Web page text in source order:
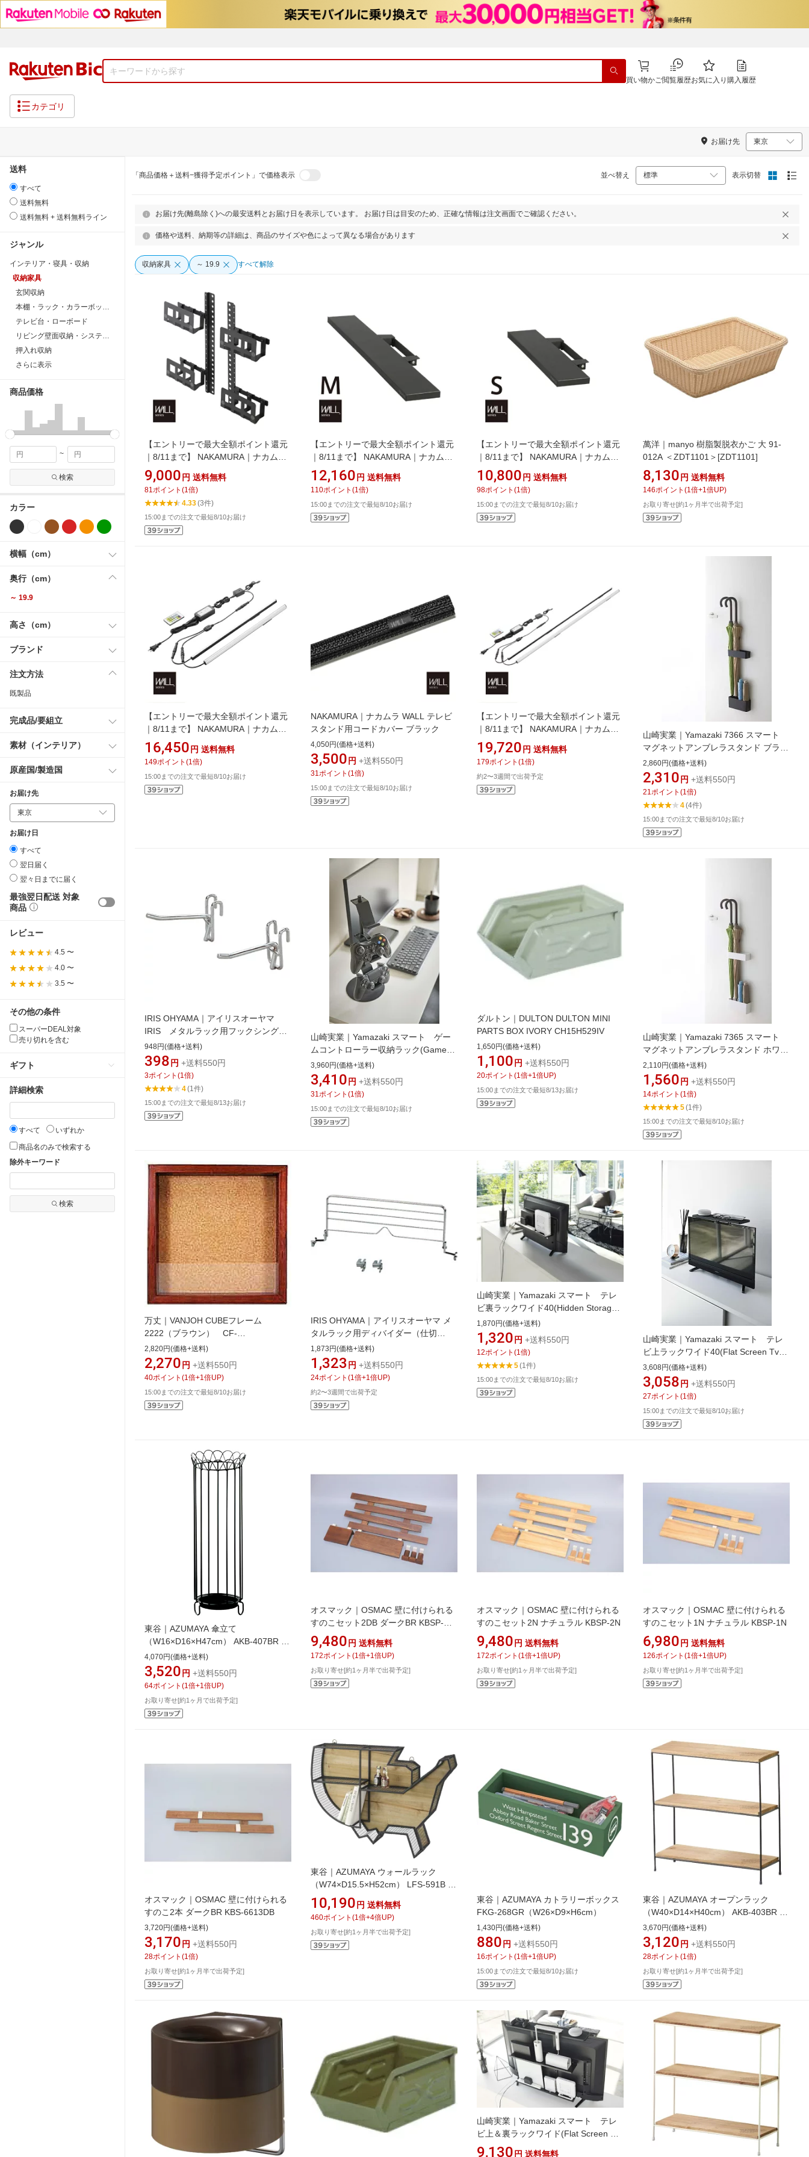
買い物かご閲覧履歴お気に入り 購入履歴
カテゴリ
お届け先
送料
すべて
送料無料
送料無料 + 送料無料ライン
ジャンル
インテリア・寝具・収納
収納家具
玄関収納
テレビ台・ローボード
押入れ収納
さらに表示
商品価格
~
検索
カラー
横幅（cm）
奥行（cm）
～ 19.9
高さ（cm）
ブランド
注文方法
既製品
完成品/要組立
素材（インテリア）
原産国/製造国
お届け先
お届け日
すべて
翌日届く
翌々日までに届く
最強翌日配送 対象
商品
レビュー
4.5 〜
4.0 〜
3.5 〜
その他の条件
スーパーDEAL対象
売り切れを含む
ギフト
詳細検索
すべて
いずれか
商品名のみで検索する
除外キーワード
検索
「商品価格＋送料−獲得予定ポイント」で価格表示 並べ替え 表示切替
お届け先(離島除く)への最安送料とお届け日を表示しています。 お届け日は目安のため、正確な情報は注文画面でご確認ください。
価格や送料、納期等の詳細は、商品のサイズや色によって異なる場合があります
収納家具 ～ 19.9 すべて解除
【エントリーで最大全額ポイント還元
｜8/11まで】 NAKAMURA｜ナカムラ
WALL テレビスタンド V2・V3・V4・
V5・A2ラージタイプ・PRO対応 マル
チデバイスホルダー WLMH95119
9,000 円 送料無料
81 ポイント (1 倍)
4.33(3件)
15:00までの注文で最短8/10お届け
【エントリーで最大全額ポイント還元
｜8/11まで】 NAKAMURA｜ナカムラ
WALL テレビスタンドV2・V3・V5対
応 サウンドバー棚板 Mサイズ 幅95cm
M05000150 サテンブラック
12,160 円 送料無料
110ポイント (1 倍)
15:00までの注文で最短8/10お届け
【エントリーで最大全額ポイント還元
｜8/11まで】 NAKAMURA｜ナカムラ
WALL テレビスタンドV2・V3・V5対
応 サウンドバー棚板 Sサイズ 幅60cm
M05000149 サテンブラック
10,800 円 送料無料
98ポイント (1 倍)
15:00までの注文で最短8/10お届け
萬洋｜manyo 樹脂製脱衣かご 大 91-
012A ＜ZDT1101＞[ZDT1101]
8,130 円 送料無料
146ポイント (1 倍+1 倍UP)
お取り寄せ[約1ヶ月半で出荷予定]
【エントリーで最大全額ポイント還元
｜8/11まで】 NAKAMURA｜ナカムラ
WALL テレビスタンド V2・V3・V5ロ
ータイプ/V4対応 LED間接照明
WLLD95111
16,450 円 送料無料
149ポイント (1 倍)
15:00までの注文で最短8/10お届け
NAKAMURA｜ナカムラ WALL テレビ
スタンド用コードカバー ブラック
4,050円(価格+送料)
3,500 円 +送料550円
31 ポイント (1 倍)
15:00までの注文で最短8/10お届け
【エントリーで最大全額ポイント還元
｜8/11まで】 NAKAMURA｜ナカムラ
WALL テレビスタンド V2・V3・V5ハ
イタイプ対応 LED間接照明
WLLD96111
19,720 円 送料無料
179ポイント (1 倍)
約2〜3週間で出荷予定
山崎実業｜Yamazaki 7366 スマート
マグネットアンブレラスタンド ブラッ
ク
2,860円(価格+送料)
2,310 円 +送料550円
21 ポイント (1 倍)
4(4件)
15:00までの注文で最短8/10お届け
IRIS OHYAMA｜アイリスオーヤマ
IRIS メタルラック用フックシングル
2個入 90×55 MR-12F
948円(価格+送料)
398 円 +送料550円
3ポイント (1 倍)
4(1件)
15:00までの注文で最短8/13お届け
山崎実業｜Yamazaki スマート ゲー
ムコントローラー収納ラック(Game
Controller Rack BK) ブラック 5089
3,960円(価格+送料)
3,410 円 +送料550円
31 ポイント (1 倍)
15:00までの注文で最短8/10お届け
ダルトン｜DULTON DULTON MINI
PARTS BOX IVORY CH15H529IV
1,650円(価格+送料)
1,100 円 +送料550円
20ポイント (1 倍+1 倍UP)
15:00までの注文で最短8/13お届け
山崎実業｜Yamazaki 7365 スマート
マグネットアンブレラスタンド ホワイ
ト
2,110円(価格+送料)
1,560 円 +送料550円
14ポイント (1 倍)
5(1件)
15:00までの注文で最短8/10お届け
万丈｜VANJOH CUBEフレーム
2222（ブラウン） CF-
2222BR[CF2222BR]
2,820円(価格+送料)
2,270 円 +送料550円
40ポイント (1 倍+1 倍UP)
15:00までの注文で最短8/10お届け
IRIS OHYAMA｜アイリスオーヤマ メ
タルラック用ディバイダー（仕切
り） 455×50×165 MR46D
1,873円(価格+送料)
1,323 円 +送料550円
24ポイント (1 倍+1 倍UP)
約2〜3週間で出荷予定
山崎実業｜Yamazaki スマート テレ
ビ裏ラックワイド40(Hidden Storage
Rack) ブラック 4885
1,870円(価格+送料)
1,320 円 +送料550円
12ポイント (1倍)
5(1件)
15:00までの注文で最短8/10お届け
山崎実業｜Yamazaki スマート テレ
ビ上ラックワイド40(Flat Screen Tv
Rack Wide 40) ブラック 4881
3,608円(価格+送料)
3,058 円 +送料550円
27ポイント (1 倍)
15:00までの注文で最短8/10お届け
東谷｜AZUMAYA 傘立て
（W16×D16×H47cm） AKB-407BR ブ
ラウン
4,070円(価格+送料)
3,520 円 +送料550円
64ポイント (1 倍+1 倍UP)
お取り寄せ[約1ヶ月で出荷予定]
オスマック｜OSMAC 壁に付けられる
すのこセット2DB ダークBR KBSP-
2DB
9,480 円 送料無料
172ポイント (1 倍+1 倍UP)
お取り寄せ[約1ヶ月半で出荷予定]
オスマック｜OSMAC 壁に付けられる
すのこセット2N ナチュラル KBSP-2N
9,480 円 送料無料
172ポイント (1 倍+1 倍UP)
お取り寄せ[約1ヶ月半で出荷予定]
オスマック｜OSMAC 壁に付けられる
すのこセット1N ナチュラル KBSP-1N
6,980 円 送料無料
126ポイント (1 倍+1 倍UP)
お取り寄せ[約1ヶ月半で出荷予定]
オスマック｜OSMAC 壁に付けられる
すのこ2本 ダークBR KBS-6613DB
3,720円(価格+送料)
3,170 円 +送料550円
28ポイント (1 倍)
お取り寄せ[約1ヶ月半で出荷予定]
東谷｜AZUMAYA ウォールラック
（W74×D15.5×H52cm） LFS-591B ブ
ラウン
10,190円 送料無料
460ポイント (1 倍+4倍UP)
お取り寄せ[約1ヶ月半で出荷予定]
東谷｜AZUMAYA カトラリーボックス
FKG-268GR（W26×D9×H6cm）
1,430円(価格+送料)
880 円 +送料550円
16ポイント (1 倍+1 倍UP)
15:00までの注文で最短8/10お届け
東谷｜AZUMAYA オープンラック
（W40×D14×H40cm） AKB-403BR ブ
ラウン
3,670円(価格+送料)
3,120 円 +送料550円
28ポイント (1 倍)
お取り寄せ[約1ヶ月半で出荷予定]
山崎実業｜Yamazaki スマート テレ
ビ上＆裏ラックワイド(Flat Screen Tv
Top & Back Rack BK) ブラック 4883
9,130 円 送料無料